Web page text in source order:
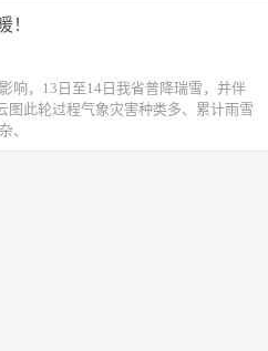
！
响，13日至14日我省普降瑞雪，并伴
图此轮过程气象灾害种类多、累计雨雪
、